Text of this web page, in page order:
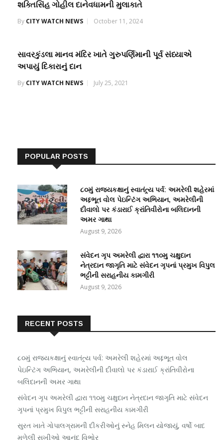
શક્તિસિંહ ગોહીલ દાનેવધામની મુલાકાતે
By CITY WATCH NEWS October 11, 2024
સાવરકુંડલા માનવ મંદિર ખાતે ગુરુપર્ણિમાની પૂર્વ સંધ્યાએ
અપાયું દિકારાનું દાન
By CITY WATCH NEWS July 25, 2021
POPULAR POSTS
૮૦મું રાજ્યકક્ષાનું સ્વાતંત્ર્ય પર્વ: અમરેલી શહેરમાં
અદ્દભૂત વોલ પેઇન્ટિંગ અભિયાન, અમરેલીની
દીવાલો પર કંડારાઈ ક્રાંતિવીરોના બલિદાનની
અમર ગાથા
August 9, 2026
સંવેદન ગૃપ અમરેલી દ્વારા ૧૧૦મુ ચક્ષુદાન
નેત્રદાન જાગૃતિ માટે સંવેદન ગૃપનાં પ્રમુખ વિપુલ
ભટ્ટીની સરાહનીય કામગીરી
August 9, 2026
RECENT POSTS
૮૦મું રાજ્યકક્ષાનું સ્વાતંત્ર્ય પર્વ: અમરેલી શહેરમાં અદ્દભૂત વોલ
પેઇન્ટિંગ અભિયાન, અમરેલીની દીવાલો પર કંડારાઈ ક્રાંતિવીરોના
બલિદાનની અમર ગાથા
સંવેદન ગૃપ અમરેલી દ્વારા ૧૧૦મુ ચક્ષુદાન નેત્રદાન જાગૃતિ માટે સંવેદન
ગૃપનાં પ્રમુખ વિપુલ ભટ્ટીની સરાહનીય કામગીરી
સુરત ખાતે ગોપાલગ્રામની દીકરીઓનું સ્નેહ મિલન યોજાયું, વર્ષો બાદ
મળેલી સખીઓ આનંદ વિભોર